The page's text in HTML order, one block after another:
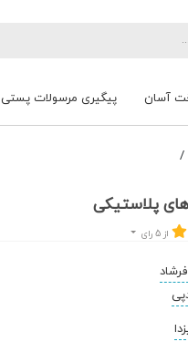
آسان پیگیری مرسولات پستی
/
پلاستیکی
از 5 رای